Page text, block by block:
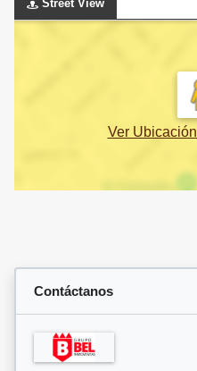
Street View
Ver Ubicación
Contáctanos